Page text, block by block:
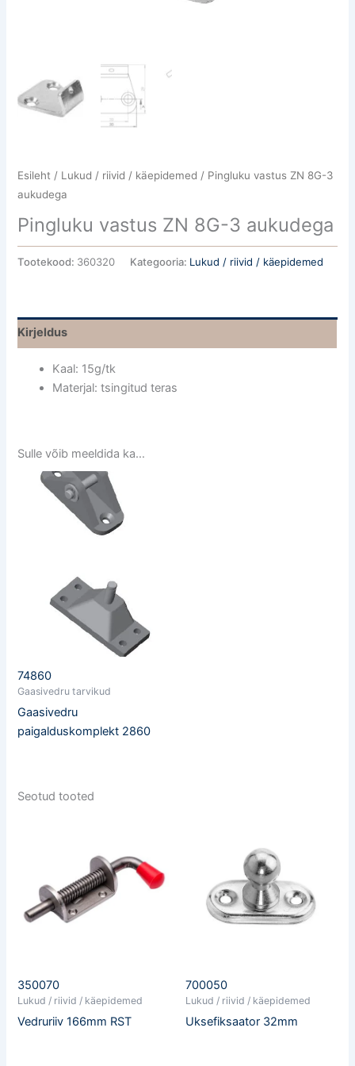
Esileht / Lukud / riivid / käepidemed / Pingluku vastus ZN 8G-3
aukudega
Pingluku vastus ZN 8G-3 aukudega
Tootekood: 360320 Kategooria: Lukud / riivid / käepidemed
Kirjeldus
Kaal: 15g/tk
Materjal: tsingitud teras
Sulle võib meeldida ka…
74860
Gaasivedru tarvikud
Gaasivedru
paigalduskomplekt 2860
Seotud tooted
350070
Lukud / riivid / käepidemed
Vedruriiv 166mm RST
700050
Lukud / riivid / käepidemed
Uksefiksaator 32mm